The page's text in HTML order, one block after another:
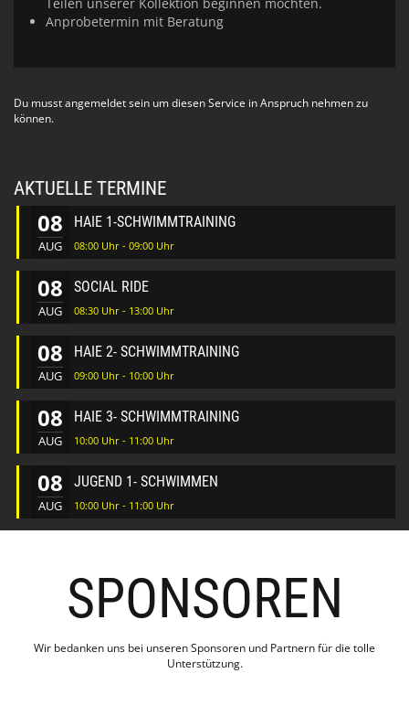
Anprobetermin mit Beratung
Du musst angemeldet sein um diesen Service in Anspruch nehmen zu
können.
AKTUELLE TERMINE
08
AUG
HAIE 1-SCHWIMMTRAINING
08:00 Uhr - 09:00 Uhr
08
AUG
SOCIAL RIDE
08:30 Uhr - 13:00 Uhr
08
AUG
HAIE 2- SCHWIMMTRAINING
09:00 Uhr - 10:00 Uhr
08
AUG
HAIE 3- SCHWIMMTRAINING
10:00 Uhr - 11:00 Uhr
08
AUG
JUGEND 1- SCHWIMMEN
10:00 Uhr - 11:00 Uhr
SPONSOREN
Wir bedanken uns bei unseren Sponsoren und Partnern für die tolle
Unterstützung.